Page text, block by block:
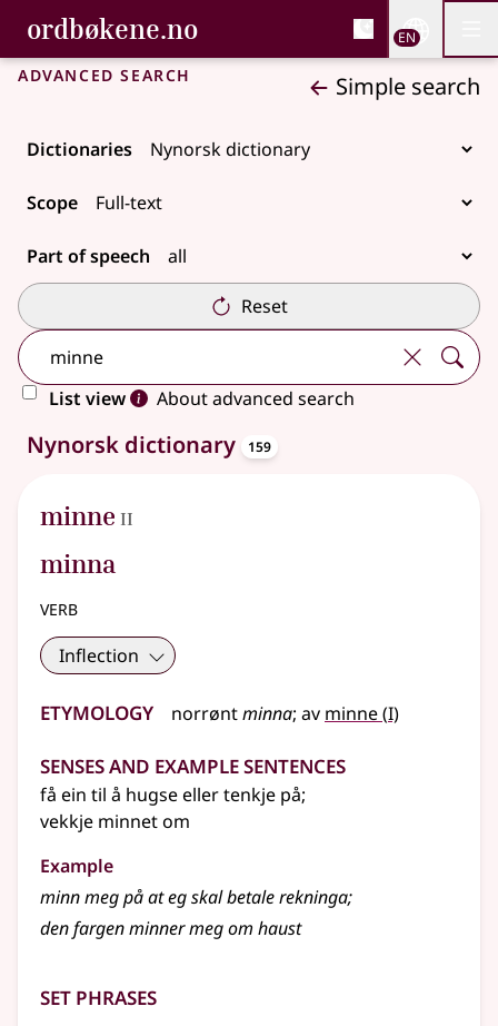
Skip to main content
Accessibility
ordbøkene.no, Bokmålsordboka and
Bokmålsordboka and Nynorskordboka
EN
Advanced search Simple search
Dictionaries
Scope
Part of speech
Reset
List view
About advanced search
159 results
Nynorsk dictionary 159
minne 2
II
minna
verb
Inflection
Etymology norrøntminna; av minne(1
I)
Senses and Example Sentences
få ein til å hugseellertenkje på;
vekkje minnet om
Example
minn meg på at eg skal betale rekninga;
den fargen minner meg om haust
Set phrases